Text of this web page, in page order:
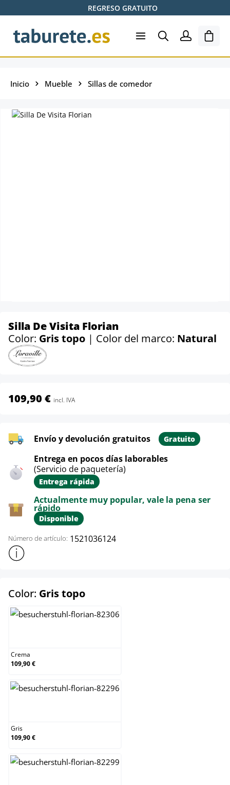
Saltar al contenido principalREGRESO GRATUITO
El
Inicio Mueble Sillas de comedor
Silla De Visita Florian
Color: Gris topo | Color del marco: Natural
109,90 € incl. IVA
Envío y devolución gratuitos Gratuito
Entrega en pocos días laborables
(Servicio de paquetería)
Entrega rápida
Actualmente muy popular, vale la pena ser
rápido
Disponible
Número de artículo: 1521036124
Mostrar más información sobre el producto
Color: Gris toposelect
Crema
109,90 €
Gris
109,90 €